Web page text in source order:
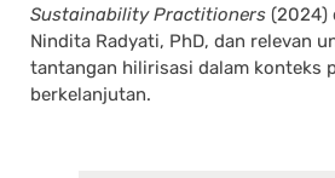
Sustainability Practitioners (2024)
Nindita Radyati, PhD, dan relevan
tantangan hilirisasi dalam konteks
berkelanjutan.